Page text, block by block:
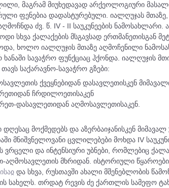
მაგრამ მიუხედავად არქეოლოგიური
ფენებია დადასტურებული. იალღუჯას მთაზე,
ძვ. წ. IV - II საუკუნეების ნამოსახლარი.
სხვა ქალაქების მსგავსად ერთმანეთისგან
ხოლო იალღუჯის მთაზე აღმოჩენილი
ხანაში სავაჭრო ფუნქციაც ჰქონდა.
საქარავნო-სავაჭრო გზები:
ქვეყნებიდან დასავლეთისკენ
ჩრდილოეთისაკენ
დასავლეთიდან აღმოსავლეთისაკენ.
დღესაც მოქმედებს და აზერბაიჯანისკენ
მნიშვნელოვანი ცვლილებები მოხდა IV
ვრცელი და ინტენსიური უბნები, რომლებიც
აღმოსავლეთის მხრიდან. ისტორიული
და სხვა, რუსთავში ახალი მშენებლობის
სახელს. თრდატ რევის ძე ქართლის სამეფო